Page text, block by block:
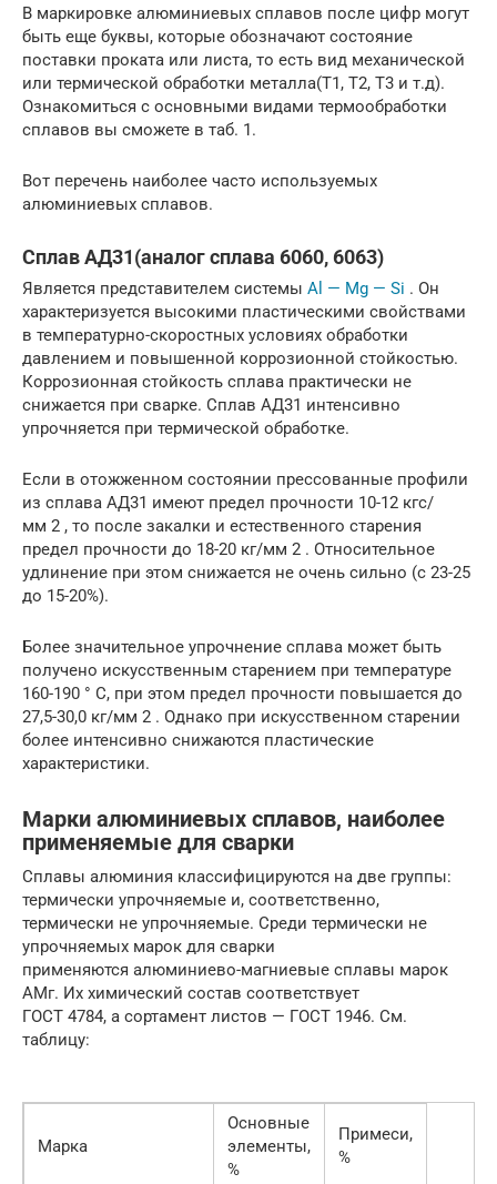
В маркировке алюминиевых сплавов после цифр могут
быть еще буквы, которые обозначают состояние
поставки проката или листа, то есть вид механической
или термической обработки металла(Т1, Т2, Т3 и т.д).
Ознакомиться с основными видами термообработки
сплавов вы сможете в таб. 1.
Вот перечень наиболее часто используемых
алюминиевых сплавов.
Сплав АД31(аналог сплава 6060, 6063)
Является представителем системы Al — Mg — Si . Он
характеризуется высокими пластическими свойствами
в температурно-скоростных условиях обработки
давлением и повышенной коррозионной стойкостью.
Коррозионная стойкость сплава практически не
снижается при сварке. Сплав АД31 интенсивно
упрочняется при термической обработке.
Если в отожженном состоянии прессованные профили
из сплава АД31 имеют предел прочности 10-12 кгс/
мм 2 , то после закалки и естественного старения
предел прочности до 18-20 кг/мм 2 . Относительное
удлинение при этом снижается не очень сильно (с 23-25
до 15-20%).
Более значительное упрочнение сплава может быть
получено искусственным старением при температуре
160-190 ° C, при этом предел прочности повышается до
27,5-30,0 кг/мм 2 . Однако при искусственном старении
более интенсивно снижаются пластические
характеристики.
Марки алюминиевых сплавов, наиболее
применяемые для сварки
Сплавы алюминия классифицируются на две группы:
термически упрочняемые и, соответственно,
термически не упрочняемые. Среди термически не
упрочняемых марок для сварки
применяются алюминиево-магниевые сплавы марок
АМг. Их химический состав соответствует
ГОСТ 4784, а сортамент листов — ГОСТ 1946. См.
таблицу:
Марка
Основные
элементы,
%
Примеси,
%